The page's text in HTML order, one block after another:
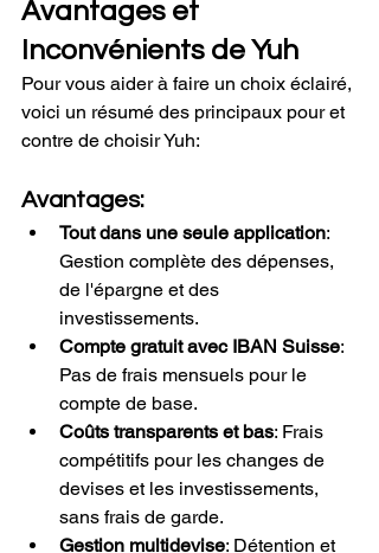
Avantages et
Inconvénients de Yuh
Pour vous aider à faire un choix éclairé,
voici un résumé des principaux pour et
contre de choisir Yuh:
Avantages:
Tout dans une seule application:
Gestion complète des dépenses,
de l'épargne et des
investissements.
Compte gratuit avec IBAN Suisse:
Pas de frais mensuels pour le
compte de base.
Coûts transparents et bas: Frais
compétitifs pour les changes de
devises et les investissements,
sans frais de garde.
Gestion multidevise: Détention et